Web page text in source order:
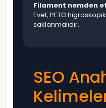
Filament nemden
Evet, PETG
saklanmalıdır.
SEO